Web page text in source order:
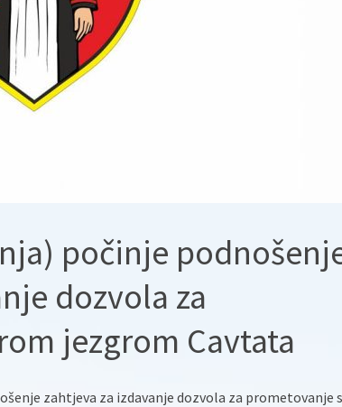
počinje
dozvola za
jezgrom Cavtata
zahtjeva za izdavanje dozvola za prometovanje